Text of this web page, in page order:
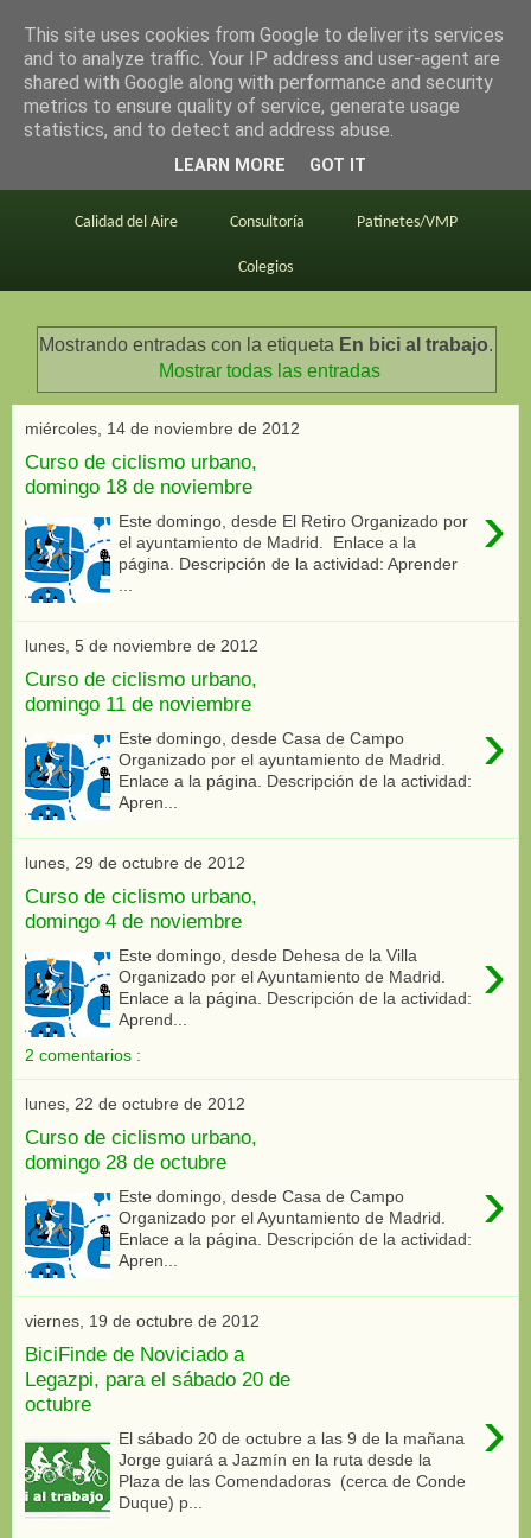
en bici por madrid
Este blog BiciMAD Primeros consejos
Calidad del Aire Consultoría Patinetes/VMP
Colegios
Mostrando entradas con la etiqueta En bici al trabajo.
Mostrar todas las entradas
miércoles, 14 de noviembre de 2012
Curso de ciclismo urbano,
domingo 18 de noviembre
›
Este domingo, desde El Retiro Organizado por
el ayuntamiento de Madrid. Enlace a la
página. Descripción de la actividad: Aprender
lunes, 5 de noviembre de 2012
Curso de ciclismo urbano,
domingo 11 de noviembre
›
Este domingo, desde Casa de Campo
Organizado por el ayuntamiento de Madrid.
Enlace a la página. Descripción de la actividad:
Apren...
lunes, 29 de octubre de 2012
Curso de ciclismo urbano,
domingo 4 de noviembre
›
Este domingo, desde Dehesa de la Villa
Organizado por el Ayuntamiento de Madrid.
Enlace a la página. Descripción de la actividad:
Aprend...
2 comentarios :
lunes, 22 de octubre de 2012
Curso de ciclismo urbano,
domingo 28 de octubre
›
Este domingo, desde Casa de Campo
Organizado por el Ayuntamiento de Madrid.
Enlace a la página. Descripción de la actividad:
Apren...
viernes, 19 de octubre de 2012
BiciFinde de Noviciado a
Legazpi, para el sábado 20 de
octubre
›
El sábado 20 de octubre a las 9 de la mañana
Jorge guiará a Jazmín en la ruta desde la
Plaza de las Comendadoras (cerca de Conde
Duque) p...
This site uses cookies from Google to deliver its services
and to analyze traffic. Your IP address and user-agent are
shared with Google along with performance and security
metrics to ensure quality of service, generate usage
statistics, and to detect and address abuse.
LEARN MORE GOT IT